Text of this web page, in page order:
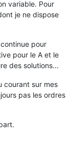
variable. Pour
je ne dispose
pour
pour le A et le
des solutions...
courant sur mes
pas les ordres